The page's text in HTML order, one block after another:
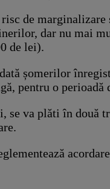
de
dar nu mai
de lei).
șomerilor
pentru o
se va plăti în